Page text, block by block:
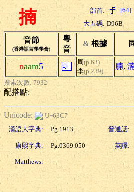
揇 部首: [64]
大五碼: D96B
音節
(香港語言學學會)
粵
音
& 根據
naam5 周(p.63)
李(p.239)
腩,
搜索次數: 7932
配搭點:
Unicode:
U+63C7
漢語大字典:
Pg.1913 普通話:
康熙字典: Pg.0369.050 英譯:
Matthews: -